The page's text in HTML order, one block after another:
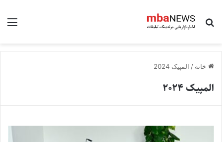
جستجو برای
خانه / المپیک 2024
المپیک 2024